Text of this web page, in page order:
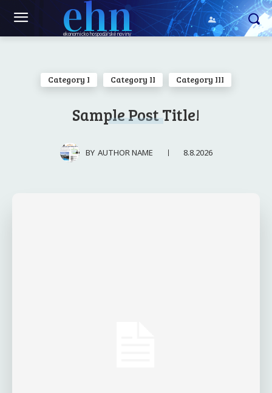
ehn
ekonomicko hospodářské noviny
Category I Category II Category III
Sample Post Title!
BY AUTHOR NAME 8.8.2026